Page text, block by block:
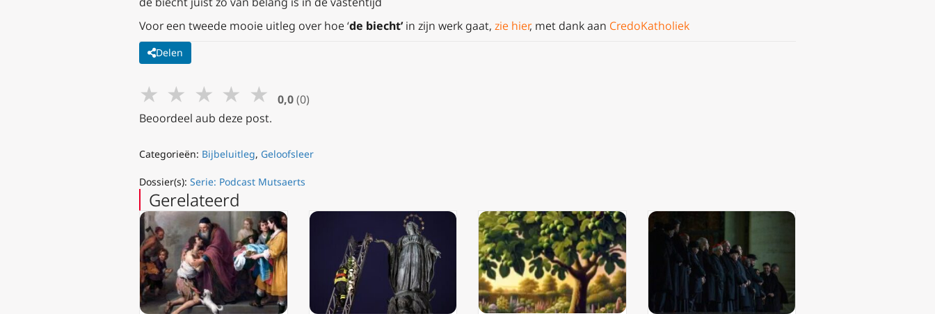
Voor een tweede mooie uitleg over hoe ‘de biecht’ in zijn werk gaat, zie hier, met dank aan CredoKatholiek
Delen
★ ★ ★ ★ ★ 0,0 (0)
Beoordeel aub deze post.
Categorieën: Bijbeluitleg, Geloofsleer
Dossier(s): Serie: Podcast Mutsaerts
Gerelateerd